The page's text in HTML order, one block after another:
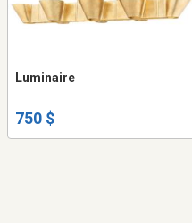
Luminaire
750 $